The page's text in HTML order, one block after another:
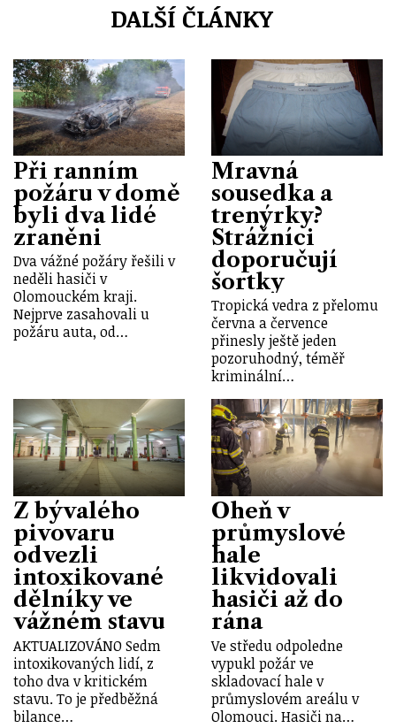
DALŠÍ ČLÁNKY
Při ranním
požáru v domě
byli dva lidé
zraněni
Dva vážné požáry řešili v
neděli hasiči v
Olomouckém kraji.
Nejprve zasahovali u
požáru auta, od…
Mravná
sousedka a
trenýrky?
Strážníci
doporučují
šortky
Tropická vedra z přelomu
června a července
přinesly ještě jeden
pozoruhodný, téměř
kriminální…
Z bývalého
pivovaru
odvezli
intoxikované
dělníky ve
vážném stavu
AKTUALIZOVÁNO Sedm
intoxikovaných lidí, z
toho dva v kritickém
stavu. To je předběžná
bilance…
Oheň v
průmyslové
hale
likvidovali
hasiči až do
rána
Ve středu odpoledne
vypukl požár ve
skladovací hale v
průmyslovém areálu v
Olomouci. Hasiči na…